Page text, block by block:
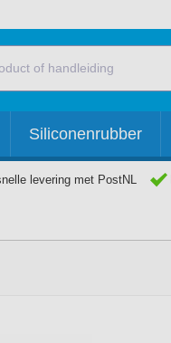
Siliconenrubber
levering met PostNL